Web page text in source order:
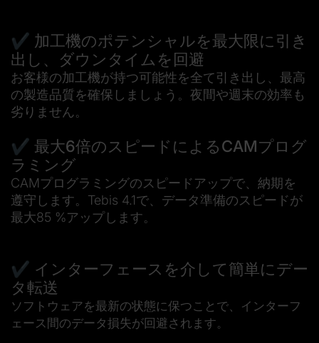
✔️ 加工機のポテンシャルを最大限に引き
出し、ダウンタイムを回避
お客様の加工機が持つ可能性を全て引き出し、最高
の製造品質を確保しましょう。夜間や週末の効率も
劣りません。
✔️ 最大6倍のスピードによるCAMプログ
ラミング
CAMプログラミングのスピードアップで、納期を
遵守します。Tebis 4.1で、データ準備のスピードが
最大85 %アップします。
✔️ インターフェースを介して簡単にデー
タ転送
ソフトウェアを最新の状態に保つことで、インターフ
ェース間のデータ損失が回避されます。